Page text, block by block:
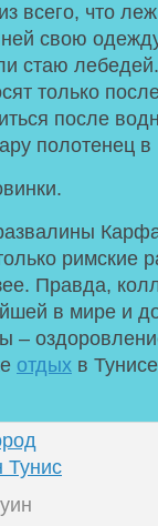
всего, что
свою
стаю
только
после
полотенец
римские
Правда,
в мире и
–
отдых в